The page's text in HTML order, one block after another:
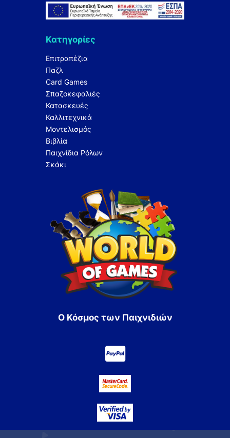
Κατηγορίες
Επιτραπέζια
Παζλ
Card Games
Σπαζοκεφαλιές
Κατασκευές
Καλλιτεχνικά
Μοντελισμός
Βιβλία
Παιχνίδια Ρόλων
Σκάκι
Ο Κόσμος των Παιχνιδιών